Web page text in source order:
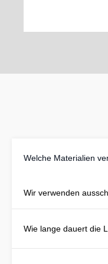
Welche Materialien
Wir verwenden
Wie lange dauert die